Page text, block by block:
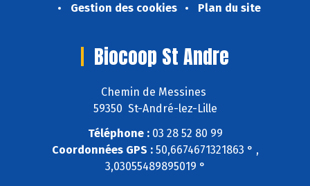
Gestion des cookies
Plan du site
Biocoop St Andre
Chemin de Messines
59350 St-André-lez-Lille
Téléphone :03 28 52 80 99
Coordonnées GPS :50,6674671321863 ° ,
3,03055489895019 °